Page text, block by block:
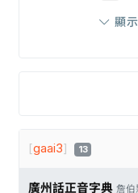
顯
[gaai3] 13
廣州話正音字典 詹